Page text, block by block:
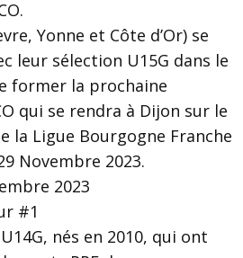
Yonne et Côte d’Or) se
leur sélection U15G dans le
former la prochaine
qui se rendra à Dijon sur le
la Ligue Bourgogne Franche
Novembre 2023.
2023
#1
nés en 2010, qui ont